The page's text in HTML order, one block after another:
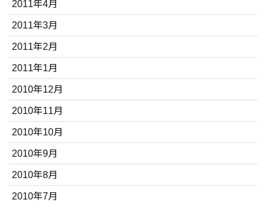
2011年4月
2011年3月
2011年2月
2011年1月
2010年12月
2010年11月
2010年10月
2010年9月
2010年8月
2010年7月